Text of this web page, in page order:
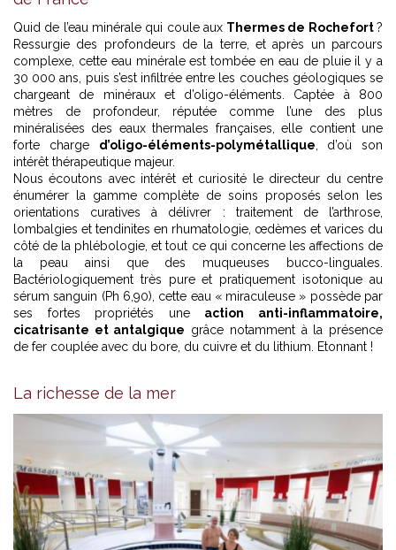
Quid de l’eau minérale qui coule aux Thermes de Rochefort?
Ressurgie des profondeurs de la terre, et après un parcours
complexe, cette eau minérale est tombée en eau de pluie il y a
30 000 ans, puis s’est infiltrée entre les couches géologiques se
chargeant de minéraux et d’oligo-éléments. Captée à 800
mètres de profondeur, réputée comme l’une des plus
minéralisées des eaux thermales françaises, elle contient une
forte charge d’oligo-éléments-polymétallique , d’où son
intérêt thérapeutique majeur.
Nous écoutons avec intérêt et curiosité le directeur du centre
énumérer la gamme complète de soins proposés selon les
orientations curatives à délivrer : traitement de l’arthrose,
lombalgies et tendinites en rhumatologie, œdèmes et varices du
côté de la phlébologie, et tout ce qui concerne les affections de
la peau ainsi que des muqueuses bucco-linguales.
Bactériologiquement très pure et pratiquement isotonique au
sérum sanguin (Ph 6,90), cette eau « miraculeuse » possède par
ses fortes propriétés une action anti-inflammatoire,
cicatrisante et antalgique grâce notamment à la présence
de fer couplée avec du bore, du cuivre et du lithium. Etonnant !
La richesse de la mer